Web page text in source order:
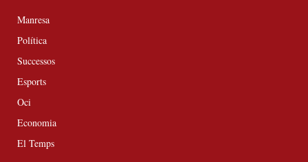
Manresa
Política
Successos
Esports
Oci
Economia
El Temps